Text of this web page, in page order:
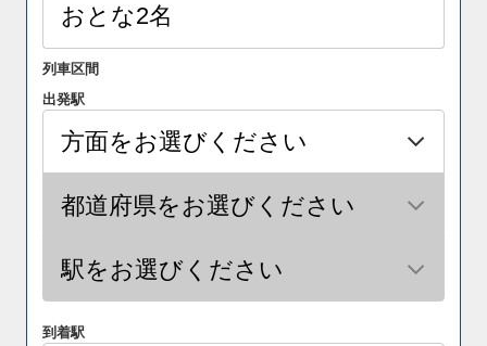
列車区間
出発駅
到着駅